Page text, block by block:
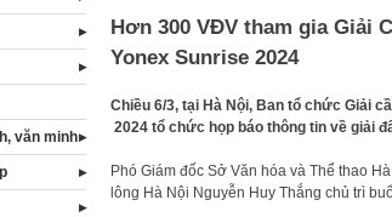
Hơn 300 VĐV tham gia Giải
Yonex Sunrise 2024
Chiều 6/3, tại Hà Nội, Ban tổ chức Giải
2024 tổ chức họp báo thông tin về giải
Phó Giám đốc Sở Văn hóa và Thể thao
lông Hà Nội Nguyễn Huy Thắng chủ trì
văn minh